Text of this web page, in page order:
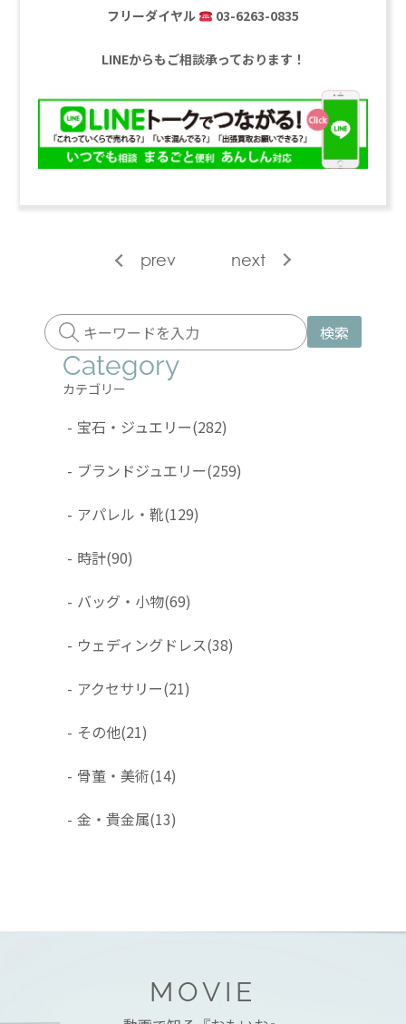
フリーダイヤル 03-6263-0835
LINEからもご相談承っております！
prev next
検索
Category
カテゴリー
- 宝石・ジュエリー(282)
- ブランドジュエリー(259)
- アパレル・靴(129)
- 時計(90)
- バッグ・小物(69)
- ウェディングドレス(38)
- アクセサリー(21)
- その他(21)
- 骨董・美術(14)
- 金・貴金属(13)
MOVIE